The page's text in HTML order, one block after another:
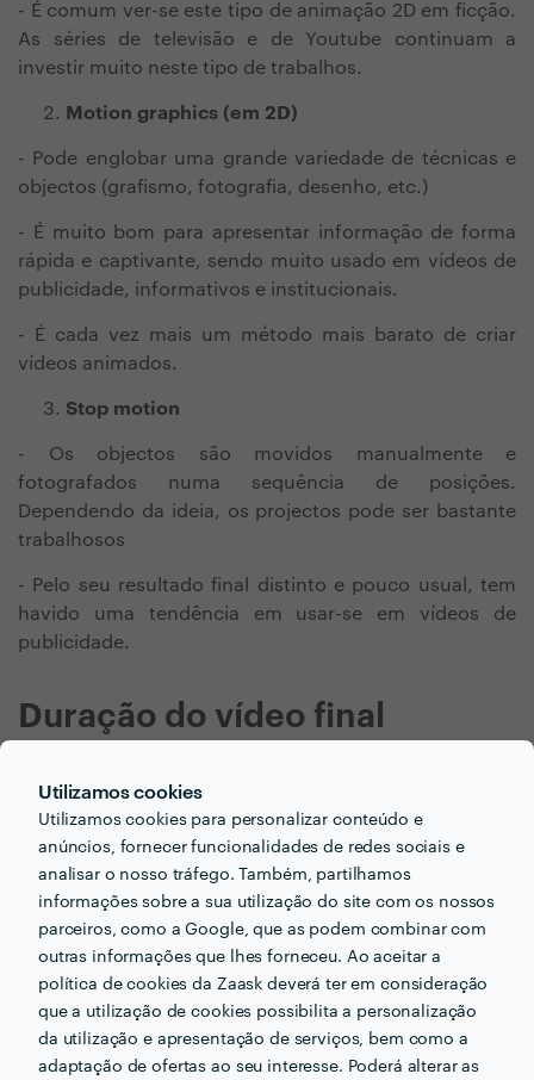
Utilizamos cookies
Utilizamos cookies para personalizar conteúdo e
anúncios, fornecer funcionalidades de redes sociais e
analisar o nosso tráfego. Também, partilhamos
informações sobre a sua utilização do site com os nossos
parceiros, como a Google, que as podem combinar com
outras informações que lhes forneceu. Ao aceitar a
política de cookies da Zaask deverá ter em consideração
que a utilização de cookies possibilita a personalização
da utilização e apresentação de serviços, bem como a
adaptação de ofertas ao seu interesse. Poderá alterar as
- É comum ver-se este tipo de animação 2D em ficção.
As séries de televisão e de Youtube continuam a
investir muito neste tipo de trabalhos.
Motion graphics (em 2D)
- Pode englobar uma grande variedade de técnicas e
objectos (grafismo, fotografia, desenho, etc.)
- É muito bom para apresentar informação de forma
rápida e captivante, sendo muito usado em vídeos de
publicidade, informativos e institucionais.
- É cada vez mais um método mais barato de criar
vídeos animados.
Stop motion
- Os objectos são movidos manualmente e
fotografados numa sequência de posições.
Dependendo da ideia, os projectos pode ser bastante
trabalhosos
- Pelo seu resultado final distinto e pouco usual, tem
havido uma tendência em usar-se em vídeos de
publicidade.
Duração do vídeo final
Dar vida a imagens estáticas é uma arte muito
trabalhosa. Imagine a complexidade do processo de
desenhar cada momento de uma sequência.Quanto
mais acção tiver uma cena (por exemplo, uma
sequência de luta ou uma corrida),mais difícil é o
processo.
É por isso que em animação 2D (ou qualquer outro tipo
de animação)é fácil perceber o motivo para que
cada fotograma seja contabilizado
no orçamento. Em
vídeos com elementos considerados difíceis de